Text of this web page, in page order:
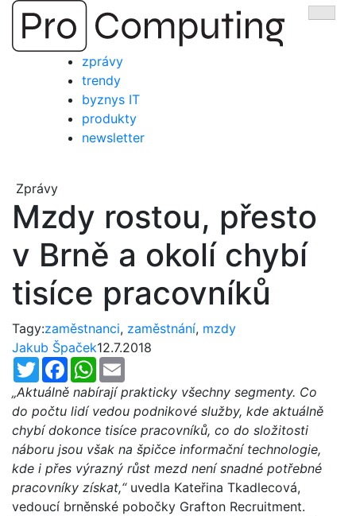
Přejít
obsah
zprávy
trendy
byznys IT
produkty
newsletter
Zprávy
Mzdy rostou, přesto
v Brně a okolí chybí
tisíce pracovníků
Tagy:zaměstnanci, zaměstnání, mzdy
Jakub Špaček12.7.2018
TwitterFacebookWhatsApp
„Aktuálně nabírají prakticky všechny segmenty. Co
do počtu lidí vedou podnikové služby, kde aktuálně
chybí dokonce tisíce pracovníků, co do složitosti
náboru jsou však na špičce informační technologie,
kde i přes výrazný růst mezd není snadné potřebné
pracovníky získat,“uvedla Kateřina Tkadlecová,
vedoucí brněnské pobočky Grafton Recruitment.